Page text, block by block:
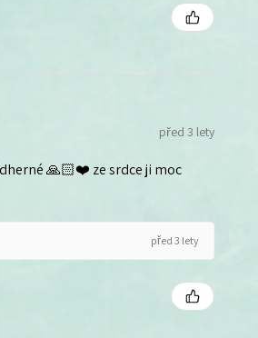
před 3 lety
🙏🏻❤️ ze srdce ji moc
před 3 lety